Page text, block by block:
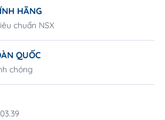
HÃNG
chuẩn NSX
QUỐC
chóng